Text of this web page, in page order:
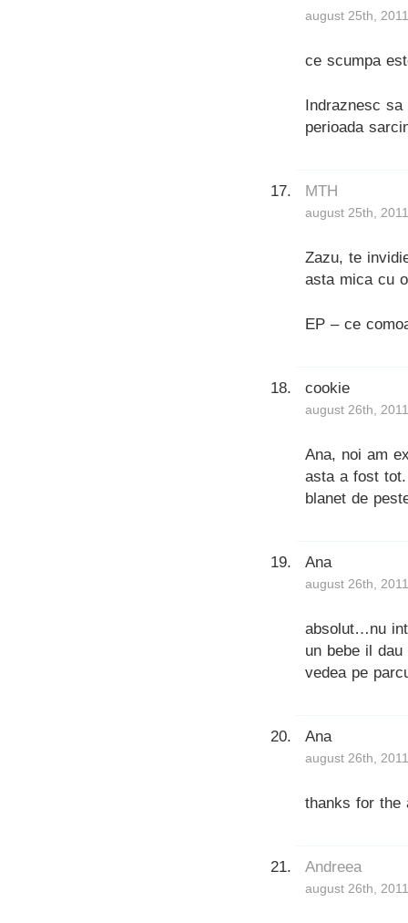
august 25th,
ce scumpa
Indraznesc
perioada
MTH
august 25th,
Zazu, te
asta mica cu
EP – ce
cookie
august 26th,
Ana, noi am
asta a fost
blanet de
Ana
august 26th,
absolut…nu
un bebe il
vedea pe
Ana
august 26th,
thanks for the
Andreea
august 26th,